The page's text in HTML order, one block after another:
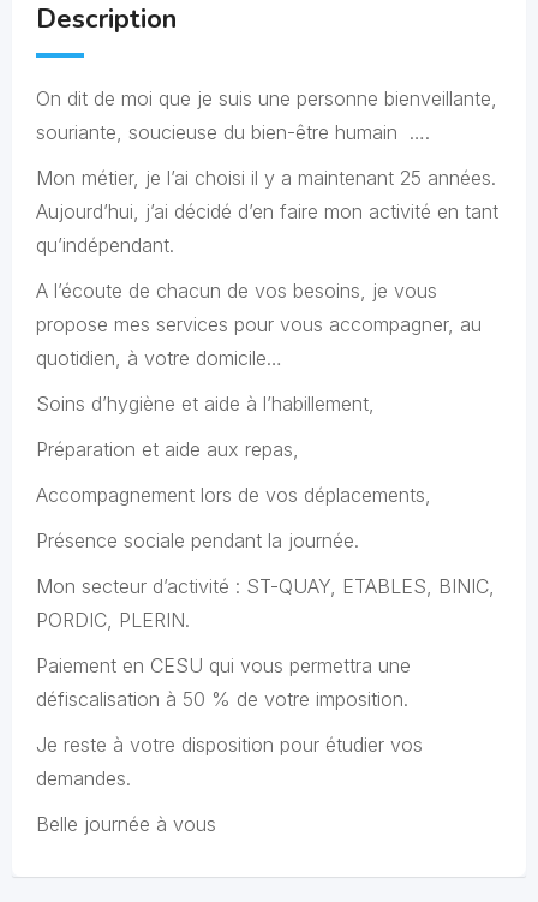
Description
On dit de moi que je suis une personne bienveillante,
souriante, soucieuse du bien-être humain ….
Mon métier, je l’ai choisi il y a maintenant 25 années.
Aujourd’hui, j’ai décidé d’en faire mon activité en tant
qu’indépendant.
A l’écoute de chacun de vos besoins, je vous
propose mes services pour vous accompagner, au
quotidien, à votre domicile…
Soins d’hygiène et aide à l’habillement,
Préparation et aide aux repas,
Accompagnement lors de vos déplacements,
Présence sociale pendant la journée.
Mon secteur d’activité : ST-QUAY, ETABLES, BINIC,
PORDIC, PLERIN.
Paiement en CESU qui vous permettra une
défiscalisation à 50 % de votre imposition.
Je reste à votre disposition pour étudier vos
demandes.
Belle journée à vous